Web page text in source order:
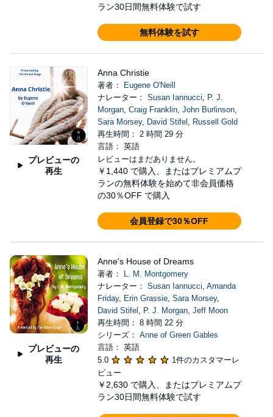
ラン30日間無料体験で試す
無料体験を試す
プレビューの
再生
Anna Christie
著者：
Eugene O'Neill
ナレーター： Susan Iannucci, P. J.
Morgan, Craig Franklin, John Burlinson,
Sara Morsey, David Stifel , Russell Gold
再生時間： 2 時間 29 分
言語： 英語
レビューはまだありません。
￥1,440 で購入、またはプレミアムプ
ランの無料体験を始めて非会員価格
の30％OFF で購入
会員登録で30％OFF
プレビューの
再生
Anne's House of Dreams
著者：
L. M. Montgomery
ナレーター： Susan Iannucci, Amanda
Friday, Erin Grassie, Sara Morsey,
David Stifel , P. J. Morgan, Jeff Moon
再生時間： 8 時間 22 分
シリーズ： Anne of Green Gables
言語： 英語
5.0
1件のカスタマーレ
ビュー
￥2,630 で購入、またはプレミアムプ
ラン30日間無料体験で試す